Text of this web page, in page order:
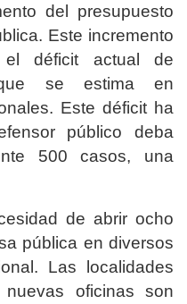
del presupuesto
Este incremento
déficit actual de
que se estima en
Este déficit ha
público deba
500 casos, una
de abrir ocho
pública en diversos
Las localidades
oficinas son